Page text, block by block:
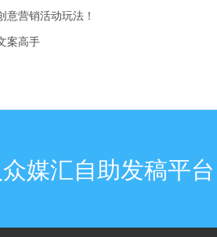
意营销活动玩法！
案高手
媒汇自助发稿平